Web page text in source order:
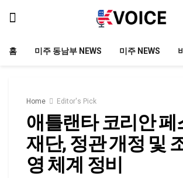
홈 미주 동남부 NEWS 미주 NEWS
Home Editor's Pick
애틀랜타 코리안 페
재단, 정관 개정 및
영 체계 정비